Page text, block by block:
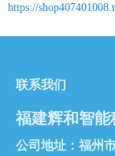
https://
联系我们
福建辉和智能
公司地址：福州